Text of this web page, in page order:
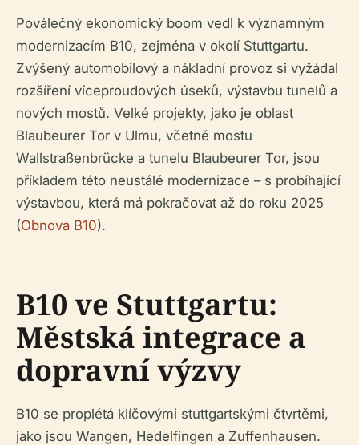
Poválečný ekonomický boom vedl k významným
modernizacím B10, zejména v okolí Stuttgartu.
Zvýšený automobilový a nákladní provoz si vyžádal
rozšíření víceproudových úseků, výstavbu tunelů a
nových mostů. Velké projekty, jako je oblast
Blaubeurer Tor v Ulmu, včetně mostu
Wallstraßenbrücke a tunelu Blaubeurer Tor, jsou
příkladem této neustálé modernizace – s probíhající
výstavbou, která má pokračovat až do roku 2025
(Obnova B10).
B10 ve Stuttgartu:
Městská integrace a
dopravní výzvy
B10 se proplétá klíčovými stuttgartskými čtvrtěmi,
jako jsou Wangen, Hedelfingen a Zuffenhausen.